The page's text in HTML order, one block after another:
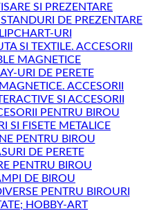
SI PREZENTARE
DE PREZENTARE
URI
SI TEXTILE. ACCESORII
MAGNETICE
URI DE PERETE
ACCESORII
SI ACCESORII
PENTRU BIROU
SI FISETE METALICE
PENTRU BIROU
DE PERETE
PENTRU BIROU
DE BIROU
PENTRU BIROURI
HOBBY-ART